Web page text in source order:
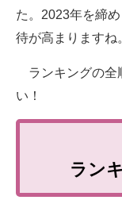
た。2023年を締
待が高まりますね
ランキングの全
い！
ラン